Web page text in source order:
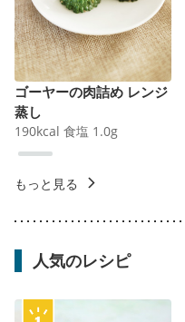
ゴーヤーの肉詰め レンジ
蒸し
190kcal 食塩 1.0g
もっと見る
人気のレシピ